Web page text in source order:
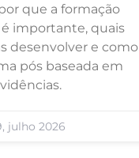
que a formação
importante, quais
desenvolver e como
pós baseada em
julho 2026